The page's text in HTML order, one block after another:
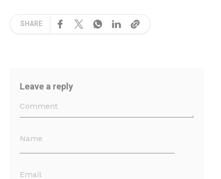
SHARE
Leave a reply